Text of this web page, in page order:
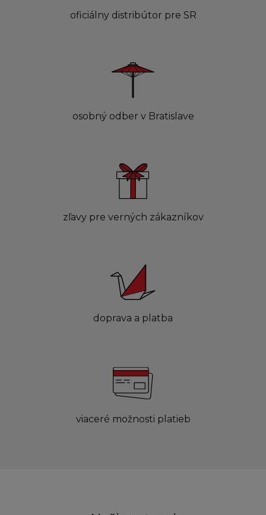
oficiálny distribútor pre SR
osobný odber v Bratislave
zľavy pre verných zákazníkov
doprava a platba
viaceré možnosti platieb